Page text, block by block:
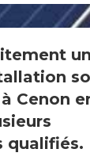
Cenon
qualifiés.